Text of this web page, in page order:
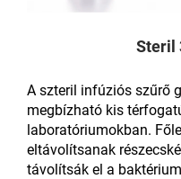
Steril
A szteril infúziós szűrő
megbízható kis
laboratóriumokban.
eltávolítsanak
távolítsák el a